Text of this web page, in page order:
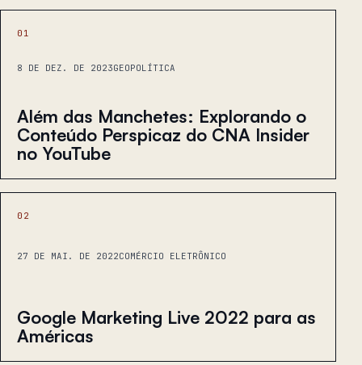
01
8 DE DEZ. DE 2023GEOPOLÍTICA
Além das Manchetes: Explorando o
Conteúdo Perspicaz do CNA Insider
no YouTube
02
27 DE MAI. DE 2022COMÉRCIO ELETRÔNICO
Google Marketing Live 2022 para as
Américas